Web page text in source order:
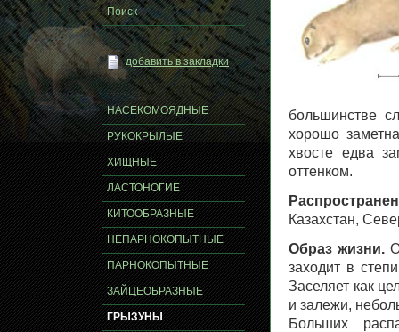
большинстве
хорошо
хвосте едва
оттенком.
Казахстан,
Образ жизни.
заходит в
Заселяет как
и залежи,
Больших
Поиск
добавить в закладки
НАСЕКОМОЯДНЫЕ
РУКОКРЫЛЫЕ
ХИЩНЫЕ
ЛАСТОНОГИЕ
КИТООБРАЗНЫЕ
НЕПАРНОКОПЫТНЫЕ
ПАРНОКОПЫТНЫЕ
ЗАЙЦЕОБРАЗНЫЕ
ГРЫЗУНЫ